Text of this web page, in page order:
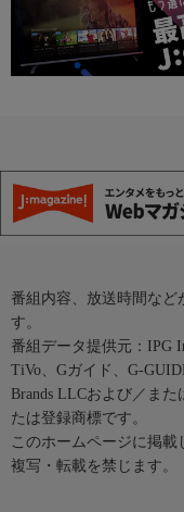
番組内容、放送時間など
す。
番組データ提供元：IPG
TiVo、Gガイド、G-
Brands LLCおよび／ま
たは登録商標です。
このホームページに掲
複写・転載を禁じます。